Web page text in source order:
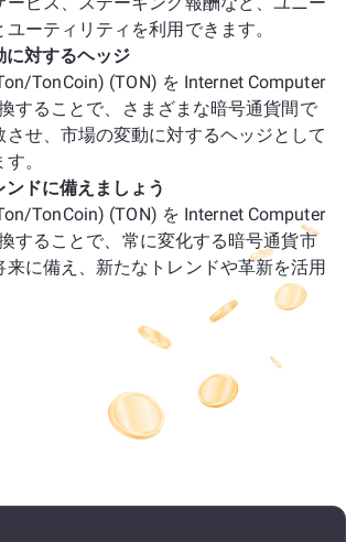
ユーティリティを利用できます。
に対するヘッジ
TonCoin) (TON) を Internet Computer
することで、さまざまな暗号通貨間で
させ、市場の変動に対するヘッジとして
。
ンドに備えましょう
TonCoin) (TON) を Internet Computer
することで、常に変化する暗号通貨市
来に備え、新たなトレンドや革新を活用